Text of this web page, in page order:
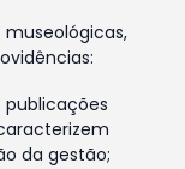
da gestão;